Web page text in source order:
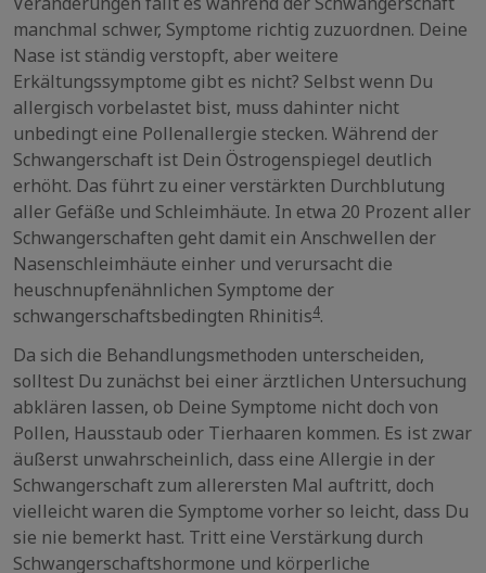
manchmal schwer, Symptome richtig zuzuordnen. Deine
Nase ist ständig verstopft, aber weitere
Erkältungssymptome gibt es nicht? Selbst wenn Du
allergisch vorbelastet bist, muss dahinter nicht
unbedingt eine Pollenallergie stecken. Während der
Schwangerschaft ist Dein Östrogenspiegel deutlich
erhöht. Das führt zu einer verstärkten Durchblutung
aller Gefäße und Schleimhäute. In etwa 20 Prozent aller
Schwangerschaften geht damit ein Anschwellen der
Nasenschleimhäute einher und verursacht die
heuschnupfenähnlichen Symptome der
schwangerschaftsbedingten Rhinitis4.
Da sich die Behandlungsmethoden unterscheiden,
solltest Du zunächst bei einer ärztlichen Untersuchung
abklären lassen, ob Deine Symptome nicht doch von
Pollen, Hausstaub oder Tierhaaren kommen. Es ist zwar
äußerst unwahrscheinlich, dass eine Allergie in der
Schwangerschaft zum allerersten Mal auftritt, doch
vielleicht waren die Symptome vorher so leicht, dass Du
sie nie bemerkt hast. Tritt eine Verstärkung durch
Schwangerschaftshormone und körperliche